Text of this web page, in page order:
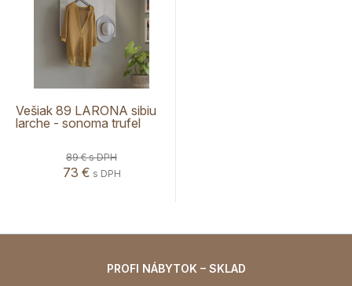
Vešiak 89 LARONA sibiu
larche - sonoma trufel
89 €s DPH
73 € s DPH
PROFI NÁBYTOK – SKLAD